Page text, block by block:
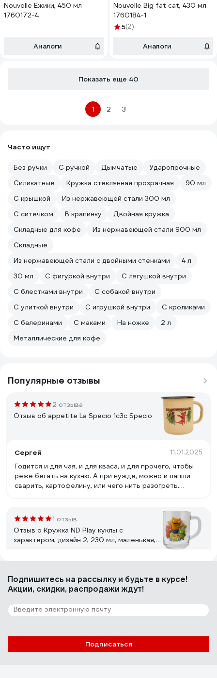
Nouvelle Ежики, 450 мл
1760172-4
Аналоги
Nouvelle Big fat cat, 430 мл
1760184-1
5(2)
Аналоги
Показать еще 40
1 2 3
Часто ищут
Без ручки С ручкой Дымчатые
Ударопрочные
Силикатные
Кружка стеклянная прозрачная
90 мл
С крышкой
Из нержавеющей стали 300 мл
С ситечком
В крапинку
Двойная кружка
Складные для кофе
Из нержавеющей стали 900 мл
Складные
Из нержавеющей стали с двойными стенками
4 л
30 мл
С фигуркой внутри
С лягушкой внутри
С блестками внутри
С собакой внутри
С улиткой внутри
С игрушкой внутри
С кроликами
С балеринами
С маками На ножке
2 л
Металлические для кофе
Популярные отзывы
2 отзыва
Отзыв об appetite La Specio 1с3с Specio
Сергей 11.01.2025
Годится и для чая, и для кваса, и для прочего, чтобы
реже бегать на кухню. А при нужде, можно и лапши
сварить, картофелину, или чего нить разогреть.
1 отзыв
Отзыв о Кружка ND Play куклы с
характером, дизайн 2, 230 мл, маленькая,
++
3 отзыва
LINEA 350 мл, LOVELY ANIMALS-1, 30-
Подпишитесь на рассылкуи будьте в курсе!
Акции, скидки, распродажи ждут!
Подписаться